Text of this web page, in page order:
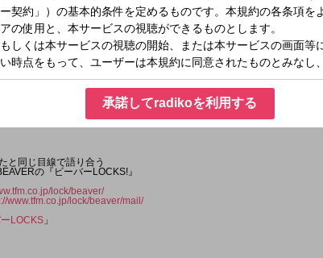
金）22:30～22:55
と同じ目線で語り合う
の『ビーバーLOCKS!』
lock/beaver/
www.tfm.co.jp/lock/beaver/mail/
LOCKS 」
承諾してradikoを利用する